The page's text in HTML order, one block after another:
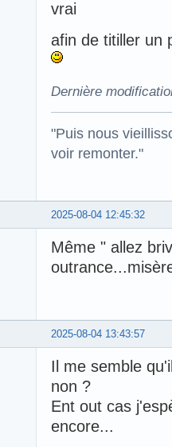
vrai
afin de titiller un
Dernière
"Puis nous
voir remonter."
2025-08-04 12:45:32
Même " allez
2025-08-04 13:43:57
Il me semble
non ?
Ent out cas
encore...